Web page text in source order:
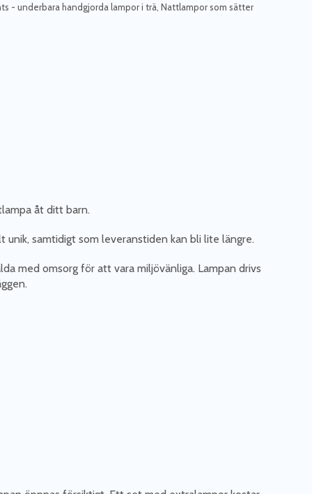
- underbara handgjorda lampor i trä Nattlampor som sätter
åt ditt barn.
unik, samtidigt som leveranstiden kan bli lite längre.
med omsorg för att vara miljövänliga. Lampan drivs